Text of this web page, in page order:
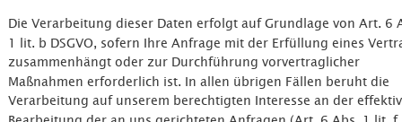
Die Verarbeitung dieser Daten erfolgt auf Grundlage von Art. 6
1 lit. b DSGVO, sofern Ihre Anfrage mit der Erfüllung eines
zusammenhängt oder zur Durchführung vorvertraglicher
Maßnahmen erforderlich ist. In allen übrigen Fällen beruht die
Verarbeitung auf unserem berechtigten Interesse an der